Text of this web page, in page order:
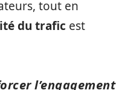
tout en
du trafic est
l’engagement